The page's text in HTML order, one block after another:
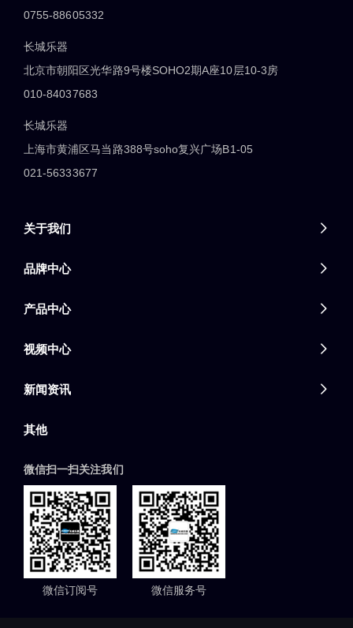
0755-88605332
长城乐器
北京市朝阳区光华路9号楼SOHO2期A座10层10-3房
010-84037683
长城乐器
上海市黄浦区马当路388号soho复兴广场B1-05
021-56333677
关于我们 
品牌中心 
产品中心 
视频中心 
新闻资讯 
其他
微信扫一扫关注我们
微信订阅号 微信服务号